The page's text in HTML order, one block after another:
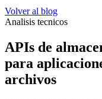
Volver al blog
Analisis tecnicos
APIs de
para
archivos